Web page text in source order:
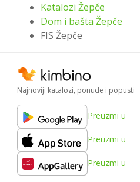
Katalozi Žepče
Dom i bašta Žepče
FIS Žepče
Najnoviji katalozi, ponude i popusti
Preuzmi u
Preuzmi u
Preuzmi u